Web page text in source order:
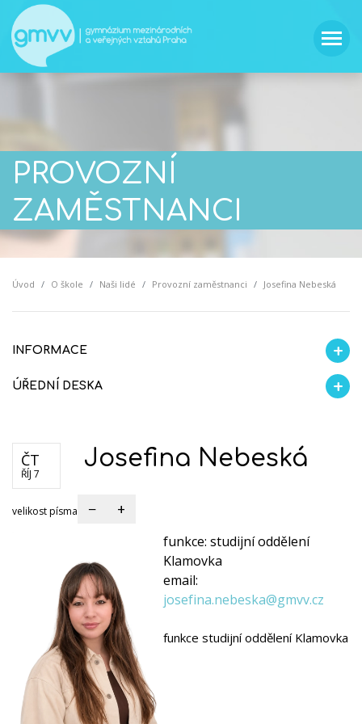
PROVOZNÍ
ZAMĚSTNANCI
Úvod O škole Naši lidé Provozní zaměstnanci Josefina Nebeská
INFORMACE
Profil školy Naši absolventi Gymnázium Klamovka
ÚŘEDNÍ DESKA
ČT
ŘÍJ 7
Josefina Nebeská
velikost písma − +
funkce:studijní oddělení
Klamovka
email:
josefina.nebeska@gmvv.cz
funkce studijní oddělení Klamovka